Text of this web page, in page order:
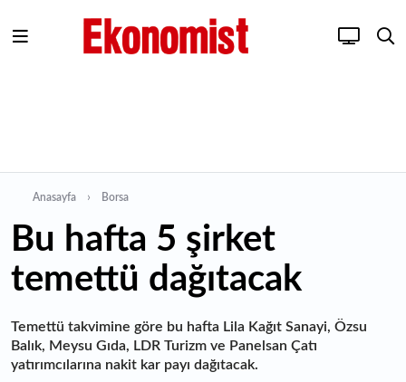
Anasayfa Borsa
Bu hafta 5 şirket
temettü dağıtacak
Temettü takvimine göre bu hafta Lila Kağıt Sanayi, Özsu
Balık, Meysu Gıda, LDR Turizm ve Panelsan Çatı
yatırımcılarına nakit kar payı dağıtacak.